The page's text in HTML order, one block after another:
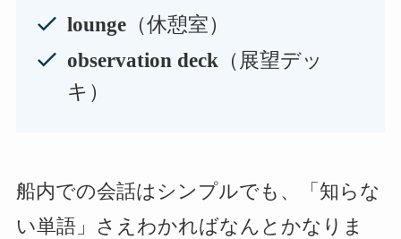
lounge （休憩室）
observation deck （展望デッ
キ）
船内での会話はシンプルでも、「知らな
い単語」さえわかればなんとかなりま